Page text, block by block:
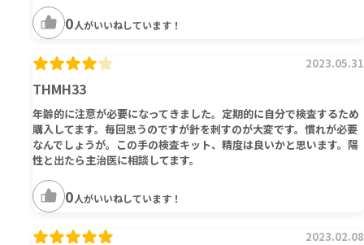
0人がいいねしています！
THMH33
2023.05.31
年齢的に注意が必要になってきました。定期的に自分で検査するため
購入してます。毎回思うのですが針を刺すのが大変です。慣れが必要
なんでしょうが。この手の検査キット、精度は良いかと思います。陽
性と出たら主治医に相談してます。
0人がいいねしています！
2023.02.08